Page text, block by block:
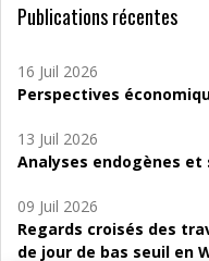
Publications récentes
16 Juil 2026
Perspectives
13 Juil 2026
Analyses endogènes et
09 Juil 2026
Regards croisés des
de jour de bas seuil en